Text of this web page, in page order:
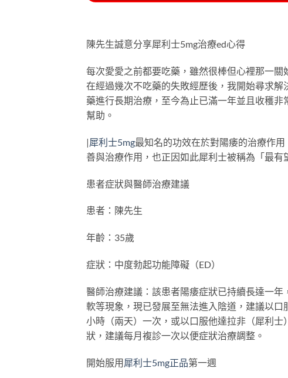
陳先生誠意分享犀利士5mg治療ed心得
每次愛愛之前都要吃藥，雖然很棒但心裡那一
在經過幾次不吃藥的失敗經歷後，我開始尋求
藥進行長期治療，至今為止已滿一年並且收穫
幫助。
|犀利士5mg最知名的功效在於對陽痿的治療作
善與治療作用，也正因如此犀利士被稱為「最有
患者症狀與醫師治療建議
患者：陳先生
年齡：35歲
症狀：中度勃起功能障礙（ED）
醫師治療建議：該患者陽痿症狀已持續長達一
軟等現象，現已發展至無法進入陰道，建議以
小時（兩天）一次，或以口服他達拉非（犀利
狀，建議每月複診一次以便症狀治療調整。
開始服用犀利士5mg正品第一週